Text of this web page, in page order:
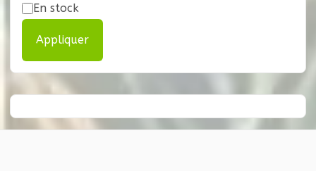
Disponibilité
En stock
Appliquer